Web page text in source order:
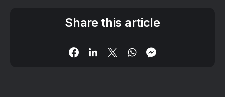
Share this article